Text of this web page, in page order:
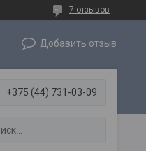
7 отзывов
Добавить отзыв
+375 (44) 731-03-09